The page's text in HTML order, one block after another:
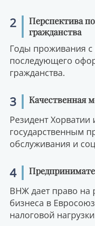
2
Перспектива
гражданства
Годы проживания
последующего
гражданства.
3
Качественная
Резидент Хорватии
государственным
обслуживания и
4
ВНЖ дает право на
бизнеса в
налоговой